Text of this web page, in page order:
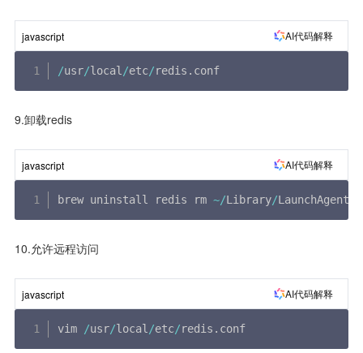
javascript AI代码解释
/usr/local /etc/redis . conf
9.卸载redis
javascript AI代码解释
brew uninstall redis rm ~/Library/LaunchAgents
10.允许远程访问
javascript AI代码解释
vim /usr/local /etc/redis . conf